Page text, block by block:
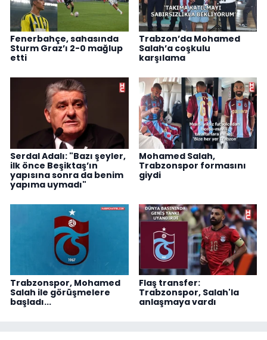
Fenerbahçe, sahasında
Sturm Graz’ı 2-0 mağlup
etti
Trabzon’da Mohamed
Salah’a coşkulu
karşılama
Serdal Adalı: "Bazı şeyler,
ilk önce Beşiktaş’ın
yapısına sonra da benim
yapıma uymadı"
Mohamed Salah,
Trabzonspor formasını
giydi
Trabzonspor, Mohamed
Salah ile görüşmelere
başladı...
Flaş transfer:
Trabzonspor, Salah'la
anlaşmaya vardı